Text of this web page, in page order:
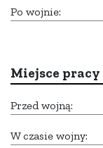
Po wojnie:
Miejsce pracy
Przed wojną:
W czasie wojny: